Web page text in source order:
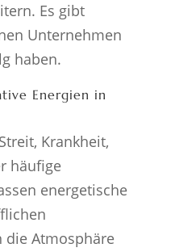
Es gibt
Unternehmen
haben.
Energien in
Krankheit,
häufige
energetische
Atmosphäre